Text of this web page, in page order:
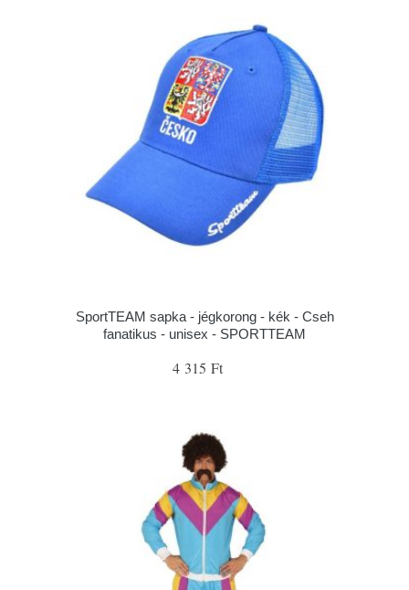
SportTEAM sapka - jégkorong - kék - Cseh
fanatikus - unisex - SPORTTEAM
4 315 Ft